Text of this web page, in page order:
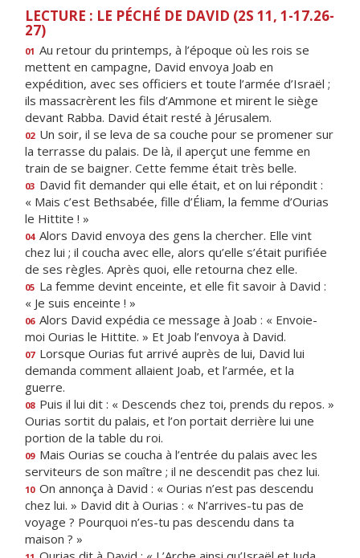
LECTURE : LE PÉCHÉ DE DAVID (2S 11, 1-17.26-
27)
01 Au retour du printemps, à l’époque où les rois se
mettent en campagne, David envoya Joab en
expédition, avec ses officiers et toute l’armée d’Israël ;
ils massacrèrent les fils d’Ammone et mirent le siège
devant Rabba. David était resté à Jérusalem.
02 Un soir, il se leva de sa couche pour se promener sur
la terrasse du palais. De là, il aperçut une femme en
train de se baigner. Cette femme était très belle.
03 David fit demander qui elle était, et on lui répondit :
« Mais c’est Bethsabée, fille d’Éliam, la femme d’Ourias
le Hittite ! »
04 Alors David envoya des gens la chercher. Elle vint
chez lui ; il coucha avec elle, alors qu’elle s’était purifiée
de ses règles. Après quoi, elle retourna chez elle.
05 La femme devint enceinte, et elle fit savoir à David :
« Je suis enceinte ! »
06 Alors David expédia ce message à Joab : « Envoie-
moi Ourias le Hittite. » Et Joab l’envoya à David.
07 Lorsque Ourias fut arrivé auprès de lui, David lui
demanda comment allaient Joab, et l’armée, et la
guerre.
08 Puis il lui dit : « Descends chez toi, prends du repos. »
Ourias sortit du palais, et l’on portait derrière lui une
portion de la table du roi.
09 Mais Ourias se coucha à l’entrée du palais avec les
serviteurs de son maître ; il ne descendit pas chez lui.
10 On annonça à David : « Ourias n’est pas descendu
chez lui. » David dit à Ourias : « N’arrives-tu pas de
voyage ? Pourquoi n’es-tu pas descendu dans ta
maison ? »